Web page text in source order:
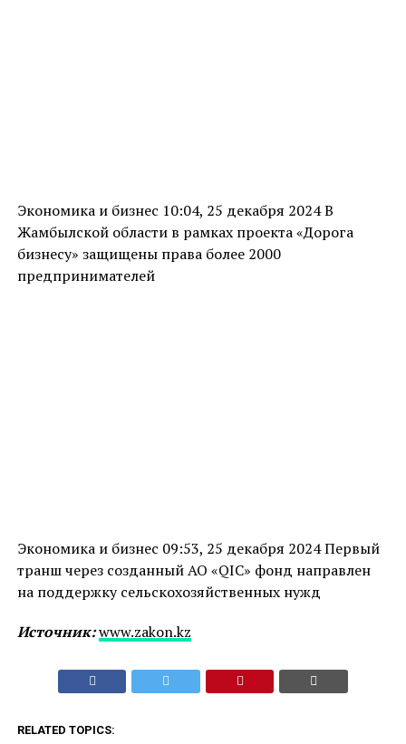
Экономика и бизнес 10:04, 25 декабря 2024 В
Жамбылской области в рамках проекта «Дорога
бизнесу» защищены права более 2000
предпринимателей
Экономика и бизнес 09:53, 25 декабря 2024 Первый
транш через созданный АО «QIC» фонд направлен
на поддержку сельскохозяйственных нужд
Источник:www.zakon.kz
RELATED TOPICS: